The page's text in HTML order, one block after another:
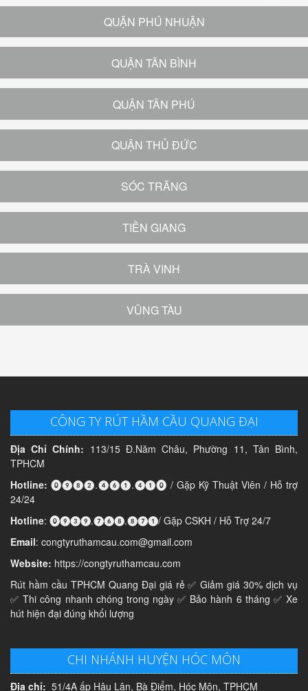
QUẬN PHÚ NHUẬN
QUẬN TÂN BÌNH
QUẬN TÂN PHÚ
QUẬN THỦ ĐỨC
SÓC TRĂNG
TIỀN GIANG
TRÀ VINH
VŨNG TÀU
CÔNG TY RÚT HẦM CẦU QUANG ĐẠI
Địa Chỉ Chính: 113/15 Đ.Năm Châu, Phường 11, Tân Bình,
TPHCM
Hotline: ⓿❾❽❷.❹❻❶.❹❶⓿ / Gặp Kỹ Thuật Viên / Hỗ trợ
24/24
Hotline: ⓿❾❸❾.❼❻❽.❽❼❶/ Gặp CSKH / Hỗ Trợ 24/7
Email: congtyruthamcau.com@gmail.com
Website: https://congtyruthamcau.com
Rút hầm cầu TPHCM Quang Đại giá rẻ ✅ Giảm giá 30% dịch vụ
✅ Thi công nhanh chóng trong ngày ✅ Bảo hành 6 tháng ✅ Xe
hút hiện đại đúng khối lượng
CHI NHÁNH HUYỆN HÓC MÔN
Địa chỉ: 51/4A ấp Hậu Lân, Bà Điểm, Hóc Môn, TPHCM